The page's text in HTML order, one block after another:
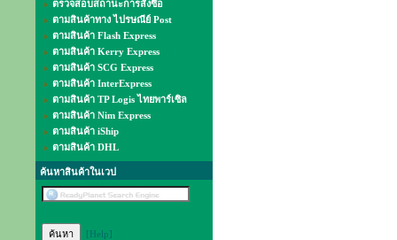
ตรวจสอบสถานะการสั่งซื้อ
ตามสินค้าทาง ไปรษณีย์ Post
ตามสินค้า Flash Express
ตามสินค้า Kerry Express
ตามสินค้า SCG Express
ตามสินค้า InterExpress
ตามสินค้า TP Logis ไทยพาร์เซิล
ตามสินค้า Nim Express
ตามสินค้า iShip
ตามสินค้า DHL
ค้นหาสินค้าในเวป
[Help]